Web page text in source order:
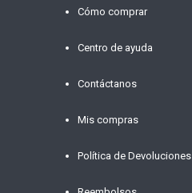
Cómo comprar
Centro de ayuda
Contáctanos
Mis compras
Política de Devoluciones